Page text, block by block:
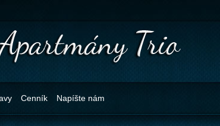
Cenník Napíšte nám